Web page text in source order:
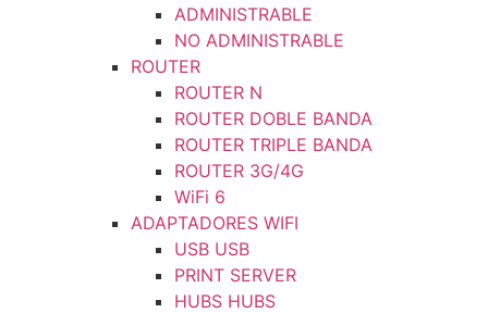
ADMINISTRABLE
NO ADMINISTRABLE
ROUTER
ROUTER N
ROUTER DOBLE BANDA
ROUTER TRIPLE BANDA
ROUTER 3G/4G
WiFi 6
ADAPTADORES WIFI
USB USB
PRINT SERVER
HUBS HUBS